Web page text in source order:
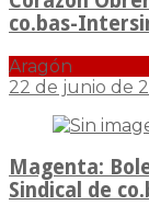
co.bas-
Aragón
22 de junio de
Magenta:
Sindical de